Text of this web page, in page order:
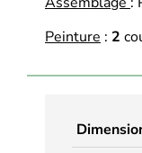
Peinture : 2